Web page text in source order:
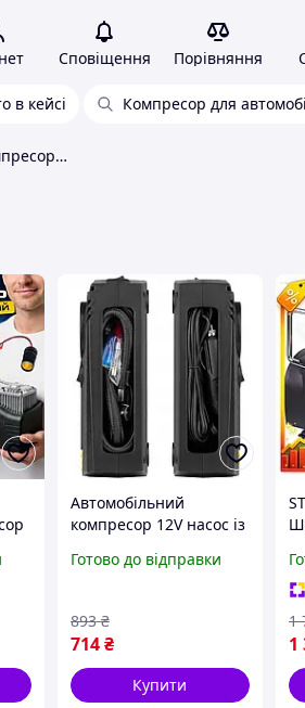
Сповіщення Порівняння
в кейсі Компресор для
Компактний потужний компресор для автомобіля
Автомобільний
компресор 12V насос із
насос для коліс
прикурювача impulse
Готово до відправки
714 ₴
893 ₴
Купити
1
1